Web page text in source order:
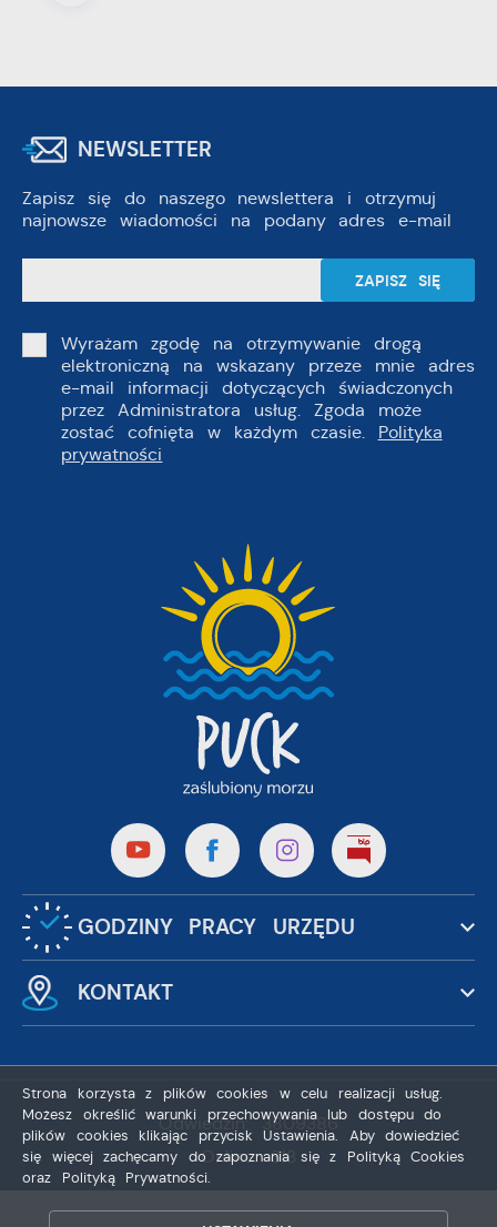
NEWSLETTER
Zapisz się do naszego newslettera i otrzymuj
najnowsze wiadomości na podany adres e-mail
Wyrażam zgodę na otrzymywanie drogą
elektroniczną na wskazany przeze mnie adres
e-mail informacji dotyczących świadczonych
przez Administratora usług. Zgoda może
zostać cofnięta w każdym czasie. Polityka
prywatności
GODZINY PRACY URZĘDU
KONTAKT
Odwiedzin: 3809386
Online: 313
Strona korzysta z plików cookies w celu realizacji usług.
Możesz określić warunki przechowywania lub dostępu do
plików cookies klikając przycisk Ustawienia. Aby dowiedzieć
się więcej zachęcamy do zapoznania się z Polityką Cookies
oraz Polityką Prywatności.